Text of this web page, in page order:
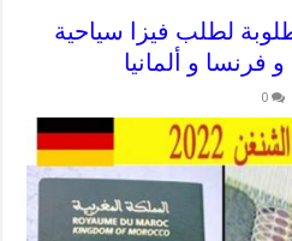
لطلب فيزا سياحية
فرنسا و ألمانيا
0